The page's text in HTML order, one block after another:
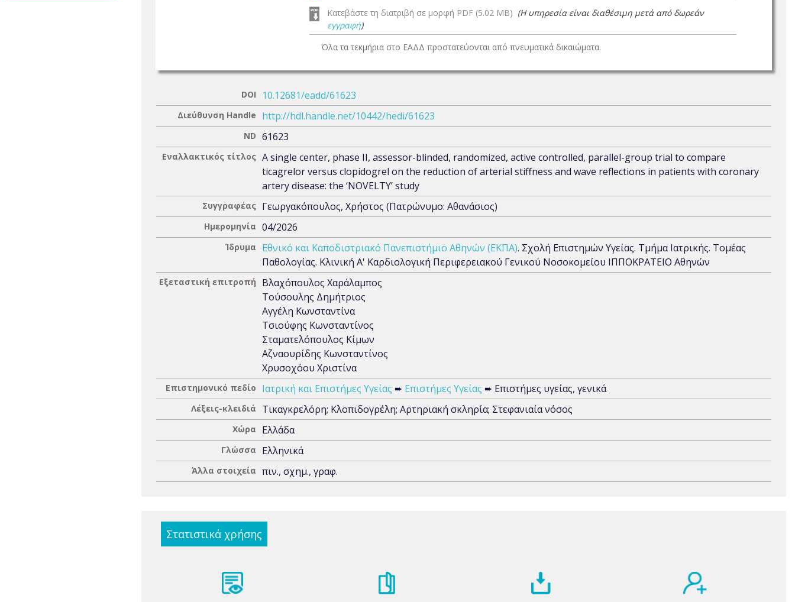
Κατεβάστε τη διατριβή σε μορφή PDF (5.02 MB) (Η υπηρεσία είναι διαθέσιμη μετά από δωρεάν
εγγραφή)
Όλα τα τεκμήρια στο ΕΑΔΔ προστατεύονται από πνευματικά δικαιώματα.
DOI 10.12681/eadd/61623
Διεύθυνση Handle http://hdl.handle.net/10442/hedi/61623
ND 61623
Εναλλακτικός τίτλος A single center, phase II, assessor-blinded, randomized, active controlled, parallel-group trial to compare
ticagrelor versus clopidogrel on the reduction of arterial stiffness and wave reflections in patients with coronary
artery disease: the ‘NOVELTY’ study
Συγγραφέας Γεωργακόπουλος, Χρήστος (Πατρώνυμο: Αθανάσιος)
Ημερομηνία 04/2026
Ίδρυμα Εθνικό και Καποδιστριακό Πανεπιστήμιο Αθηνών (ΕΚΠΑ). Σχολή Επιστημών Υγείας. Τμήμα Ιατρικής. Τομέας
Παθολογίας. Κλινική Α' Καρδιολογική Περιφερειακού Γενικού Νοσοκομείου ΙΠΠΟΚΡΑΤΕΙΟ Αθηνών
Εξεταστική επιτροπή
Βλαχόπουλος Χαράλαμπος
Τούσουλης Δημήτριος
Αγγέλη Κωνσταντίνα
Τσιούφης Κωνσταντίνος
Σταματελόπουλος Κίμων
Αζναουρίδης Κωνσταντίνος
Χρυσοχόου Χριστίνα
Επιστημονικό πεδίο Ιατρική και Επιστήμες Υγείας ➨ Επιστήμες Υγείας ➨ Επιστήμες υγείας, γενικά
Λέξεις-κλειδιά Τικαγκρελόρη; Κλοπιδογρέλη; Αρτηριακή σκληρία; Στεφανιαία νόσος
Χώρα Ελλάδα
Γλώσσα Ελληνικά
Άλλα στοιχεία πιν., σχημ., γραφ.
Στατιστικά χρήσης